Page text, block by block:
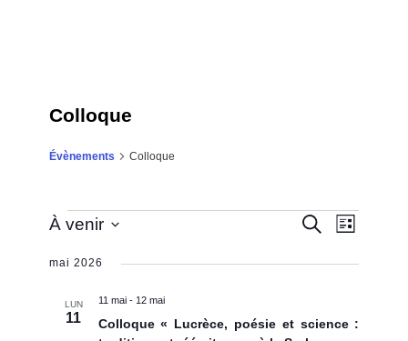
Colloque
Évènements Colloque
Évènements
Recherche
et
de
Recherche
Liste
À venir
une
mai 2026
LUN
11
Colloque « Lucrèce, poésie et science :
11 mai- 12 mai